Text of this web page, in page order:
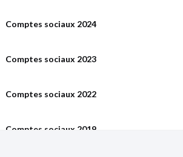
Comptes sociaux 2024
Comptes sociaux 2023
Comptes sociaux 2022
Comptes sociaux 2019